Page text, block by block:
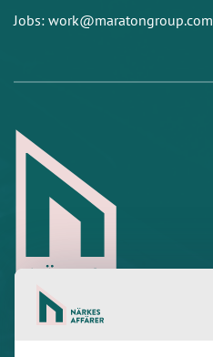
Jobs: work@maratongroup.com